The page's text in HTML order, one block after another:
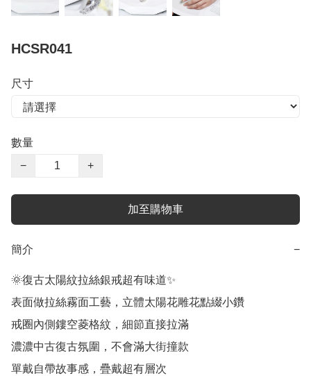
HCSR041
尺寸
數量
−
+
加至購物車
簡介 −
🌞復古太陽紋拉絲銀戒超有味道✨
表面做拉絲霧面工藝，立體太陽花雕花點綴小鑽
戒圈內側鏤空菱格紋，細節直接拉滿
濃濃中古復古氛圍，不會滿大街撞款
單戴自帶故事感，疊戴超有層次